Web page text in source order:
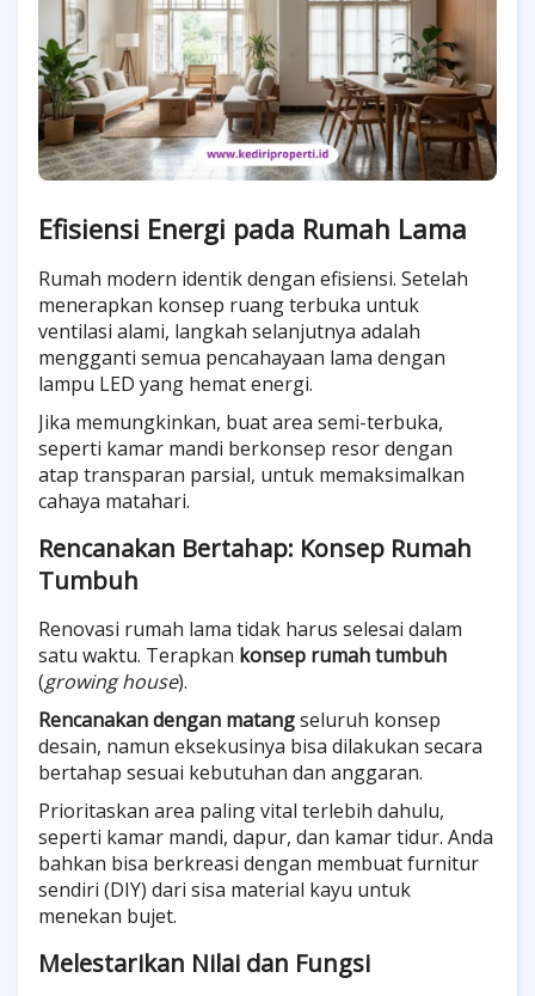
Efisiensi Energi pada Rumah Lama
Rumah modern identik dengan efisiensi. Setelah
menerapkan konsep ruang terbuka untuk
ventilasi alami, langkah selanjutnya adalah
mengganti semua pencahayaan lama dengan
lampu LED yang hemat energi.
Jika memungkinkan, buat area semi-terbuka,
seperti kamar mandi berkonsep resor dengan
atap transparan parsial, untuk memaksimalkan
cahaya matahari.
Rencanakan Bertahap: Konsep Rumah
Tumbuh
Renovasi rumah lama tidak harus selesai dalam
satu waktu. Terapkan konsep rumah tumbuh
(growing house).
Rencanakan dengan matangseluruh konsep
desain, namun eksekusinya bisa dilakukan secara
bertahap sesuai kebutuhan dan anggaran.
Prioritaskan area paling vital terlebih dahulu,
seperti kamar mandi, dapur, dan kamar tidur. Anda
bahkan bisa berkreasi dengan membuat furnitur
sendiri (DIY) dari sisa material kayu untuk
menekan bujet.
Melestarikan Nilai dan Fungsi